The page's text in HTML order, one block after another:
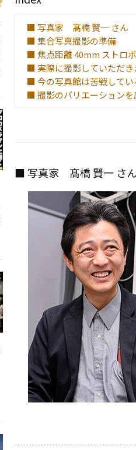
■ 写真家 髙橋 賢一 さん
■ 集合写真撮影の準備
■ 焦点距離 40mm ストロ
■ 実際に撮影していただき
■ 今の写真館は苦戦してい
■ 撮影のバリエーション
■ 写真家 髙橋 賢一 さ